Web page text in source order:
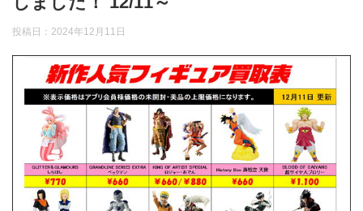
投稿日： 2024年12月11日